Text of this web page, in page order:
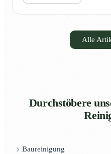
Alle
Durchstöbere
Baureinigung